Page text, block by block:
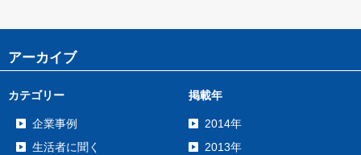
アーカイブ
カテゴリー
企業事例
生活者に聞く
掲載年
2014年
2013年